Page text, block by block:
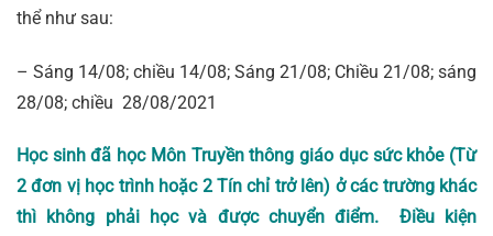
thể như sau:
– Sáng 14/08; chiều 14/08; Sáng 21/08; Chiều 21/08; sáng
28/08; chiều 28/08/2021
Học sinh đã học Môn Truyền thông giáo dục sức khỏe (Từ
2 đơn vị học trình hoặc 2 Tín chỉ trở lên) ở các trường khác
thì không phải học và được chuyển điểm. Điều kiện